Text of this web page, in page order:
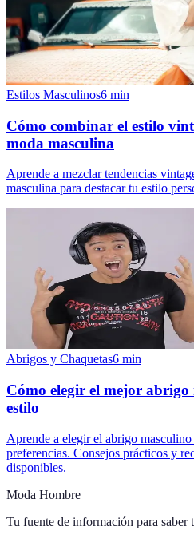
Estilos Masculinos6 min
Cómo combinar el estilo
moda masculina
Aprende a mezclar tendencias
masculina para destacar tu estilo
Abrigos y Chaquetas6 min
Cómo elegir el mejor abrigo
estilo
Aprende a elegir el abrigo
preferencias. Consejos prácticos y
disponibles.
Moda Hombre
Tu fuente de información para saber